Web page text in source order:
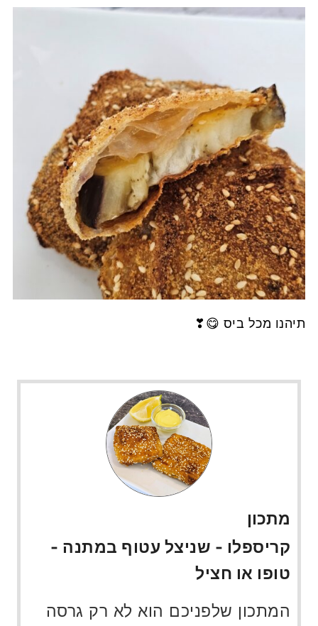
תיהנו מכל ביס 😋❣
מתכון
קריספלו - שניצל עטוף במתנה -
טופו או חציל
המתכון שלפניכם הוא לא רק גרסה